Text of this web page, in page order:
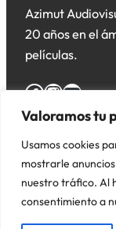
Valoramos tu
Usamos cookies
mostrarle
nuestro tráfico. Al
consentimiento a
Azimut
20 años en el
películas.
Facebook InstagramYouTube